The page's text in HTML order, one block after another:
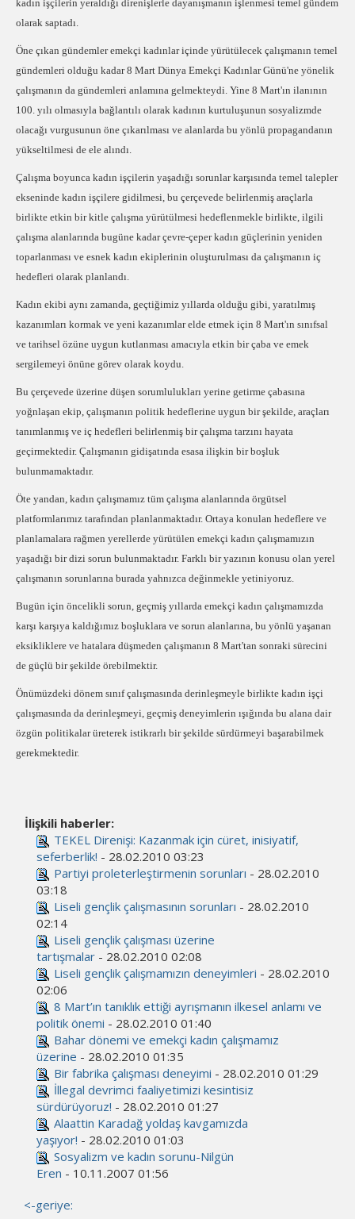
kadın işçilerin yeraldığı direnişlerle dayanışmanın işlenmesi temel gündem
olarak saptadı.
Öne çıkan gündemler emekçi kadınlar içinde yürütülecek çalışmanın temel
gündemleri olduğu kadar 8 Mart Dünya Emekçi Kadınlar Günü'ne yönelik
çalışmanın da gündemleri anlamına gelmekteydi. Yine 8 Mart'ın ilanının
100. yılı olmasıyla bağlantılı olarak kadının kurtuluşunun sosyalizmde
olacağı vurgusunun öne çıkarılması ve alanlarda bu yönlü propagandanın
yükseltilmesi de ele alındı.
Çalışma boyunca kadın işçilerin yaşadığı sorunlar karşısında temel talepler
ekseninde kadın işçilere gidilmesi, bu çerçevede belirlenmiş araçlarla
birlikte etkin bir kitle çalışma yürütülmesi hedeflenmekle birlikte, ilgili
çalışma alanlarında bugüne kadar çevre-çeper kadın güçlerinin yeniden
toparlanması ve esnek kadın ekiplerinin oluşturulması da çalışmanın iç
hedefleri olarak planlandı.
Kadın ekibi aynı zamanda, geçtiğimiz yıllarda olduğu gibi, yaratılmış
kazanımları kormak ve yeni kazanımlar elde etmek için 8 Mart'ın sınıfsal
ve tarihsel özüne uygun kutlanması amacıyla etkin bir çaba ve emek
sergilemeyi önüne görev olarak koydu.
Bu çerçevede üzerine düşen sorumlulukları yerine getirme çabasına
yoğnlaşan ekip, çalışmanın politik hedeflerine uygun bir şekilde, araçları
tanımlanmış ve iç hedefleri belirlenmiş bir çalışma tarzını hayata
geçirmektedir. Çalışmanın gidişatında esasa ilişkin bir boşluk
bulunmamaktadır.
Öte yandan, kadın çalışmamız tüm çalışma alanlarında örgütsel
platformlarımız tarafından planlanmaktadır. Ortaya konulan hedeflere ve
planlamalara rağmen yerellerde yürütülen emekçi kadın çalışmamızın
yaşadığı bir dizi sorun bulunmaktadır. Farklı bir yazının konusu olan yerel
çalışmanın sorunlarına burada yahnızca değinmekle yetiniyoruz.
Bugün için öncelikli sorun, geçmiş yıllarda emekçi kadın çalışmamızda
karşı karşıya kaldığımız boşluklara ve sorun alanlarına, bu yönlü yaşanan
eksikliklere ve hatalara düşmeden çalışmanın 8 Mart'tan sonraki sürecini
de güçlü bir şekilde örebilmektir.
Önümüzdeki dönem sınıf çalışmasında derinleşmeyle birlikte kadın işçi
çalışmasında da derinleşmeyi, geçmiş deneyimlerin ışığında bu alana dair
özgün politikalar üreterek istikrarlı bir şekilde sürdürmeyi başarabilmek
gerekmektedir.
İlişkili haberler:
TEKEL Direnişi: Kazanmak için cüret, inisiyatif,
seferberlik! - 28.02.2010 03:23
Partiyi proleterleştirmenin sorunları - 28.02.2010
03:18
Liseli gençlik çalışmasının sorunları - 28.02.2010
02:14
Liseli gençlik çalışması üzerine
tartışmalar - 28.02.2010 02:08
Liseli gençlik çalışmamızın deneyimleri - 28.02.2010
02:06
8 Mart’ın tanıklık ettiği ayrışmanın ilkesel anlamı ve
politik önemi - 28.02.2010 01:40
Bahar dönemi ve emekçi kadın çalışmamız
üzerine - 28.02.2010 01:35
Bir fabrika çalışması deneyimi - 28.02.2010 01:29
İllegal devrimci faaliyetimizi kesintisiz
sürdürüyoruz! - 28.02.2010 01:27
Alaattin Karadağ yoldaş kavgamızda
yaşıyor! - 28.02.2010 01:03
Sosyalizm ve kadın sorunu-Nilgün
Eren - 10.11.2007 01:56
<-geriye: